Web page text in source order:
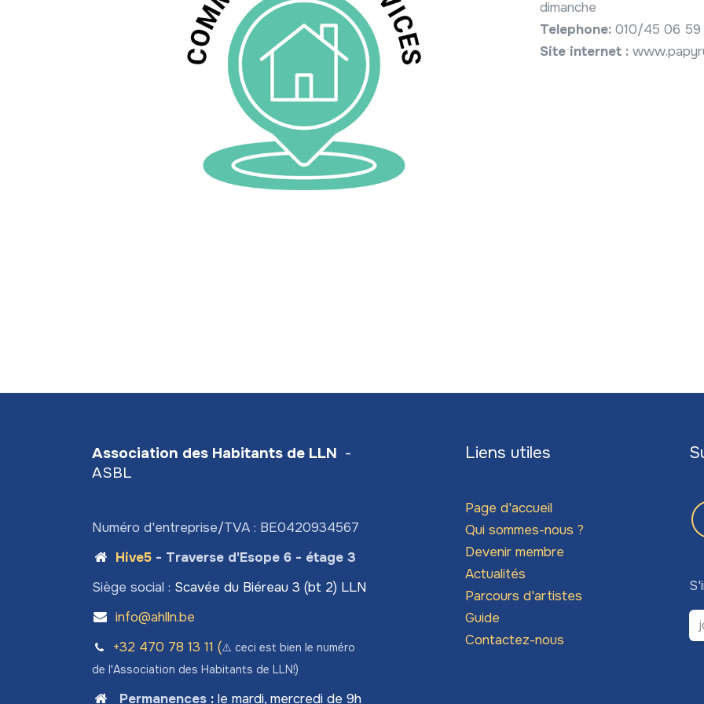
dimanche
Telephone: 010/45 06 59
Site internet :
Association des Habitants de LLN -
ASBL
Numéro d'entreprise/TVA : BE0420934567
Hive5- Traverse d'Esope 6 - étage 3
Siège social : Scavée du Biéreau 3 (bt 2) LLN
info@ahlln.be
+32 470 78​ 13 11 (⚠️ ceci est bien le numéro
de l'Association des Habitants de LLN!)
Permanences: le mardi, mercredi de 9h
Liens utiles
Page d'accueil
Qui sommes-nous ?
Devenir membre
Actualités
Parcours d'artistes
Guide
Contactez-nous